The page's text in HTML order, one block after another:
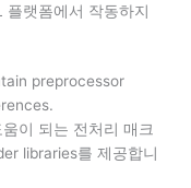
랫폼에서 작동하지
preprocessor
이 되는 전처리 매크
libraries를 제공합니